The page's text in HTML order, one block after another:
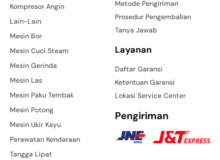
Kompresor Angin
Lain-Lain
Mesin Bor
Mesin Cuci Steam
Mesin Gerinda
Mesin Las
Mesin Paku Tembak
Mesin Potong
Mesin Ukir Kayu
Perawatan Kendaraan
Tangga Lipat
Metode Pengiriman
Prosedur Pengembalian
Tanya Jawab
Layanan
Daftar Garansi
Ketentuan Garansi
Lokasi Service Center
Pengiriman